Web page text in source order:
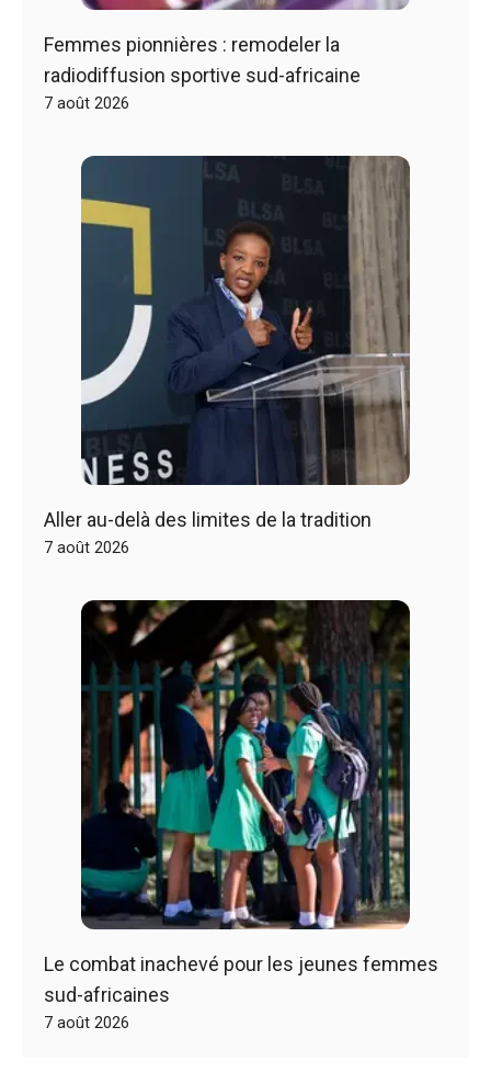
Femmes pionnières : remodeler la
radiodiffusion sportive sud-africaine
7 août 2026
Aller au-delà des limites de la tradition
7 août 2026
Le combat inachevé pour les jeunes femmes
sud-africaines
7 août 2026